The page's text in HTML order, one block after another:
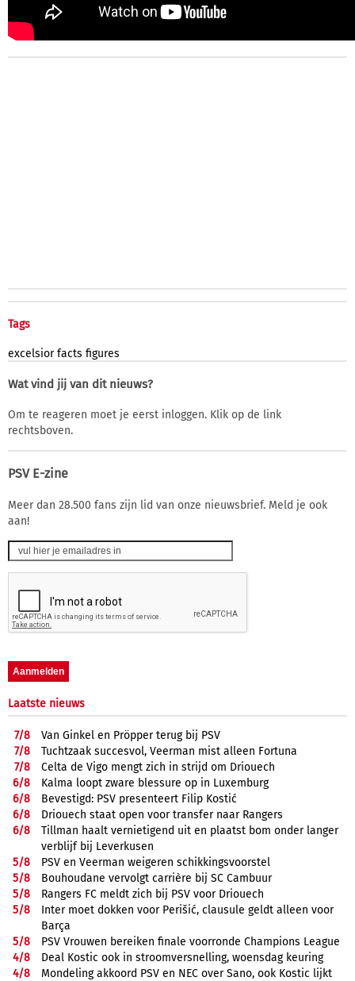
Tags
excelsior facts figures
Wat vind jij van dit nieuws?
Om te reageren moet je eerst inloggen. Klik op de link
rechtsboven.
PSV E-zine
Meer dan 28.500 fans zijn lid van onze nieuwsbrief. Meld je ook
aan!
Laatste nieuws
7/8
Van Ginkel en Pröpper terug bij PSV
7/8
Tuchtzaak succesvol, Veerman mist alleen Fortuna
7/8
Celta de Vigo mengt zich in strijd om Driouech
6/8
Kalma loopt zware blessure op in Luxemburg
6/8
Bevestigd: PSV presenteert Filip Kostić
6/8
Driouech staat open voor transfer naar Rangers
6/8
Tillman haalt vernietigend uit en plaatst bom onder langer
verblijf bij Leverkusen
5/8
PSV en Veerman weigeren schikkingsvoorstel
5/8
Bouhoudane vervolgt carrière bij SC Cambuur
5/8
Rangers FC meldt zich bij PSV voor Driouech
5/8
Inter moet dokken voor Perišić, clausule geldt alleen voor
Barça
5/8
PSV Vrouwen bereiken finale voorronde Champions League
4/8
Deal Kostic ook in stroomversnelling, woensdag keuring
4/8
Mondeling akkoord PSV en NEC over Sano, ook Kostic lijkt